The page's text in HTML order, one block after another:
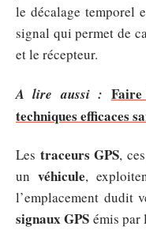
le décalage temporel
signal qui permet de
et le récepteur.
A lire aussi :
techniques efficaces
Les traceurs GPS,
un véhicule,
l’emplacement dudit
signaux GPS émis par